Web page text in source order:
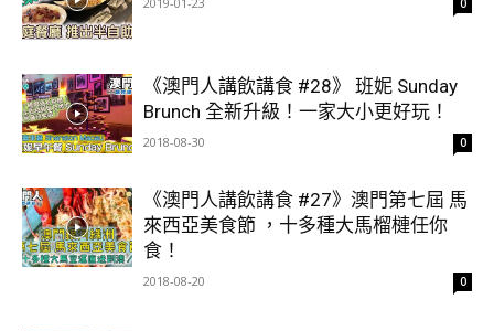
《澳門人講飲講食 #28》 班妮 Sunday
Brunch 全新升級！一家大小更好玩！
2018-08-30 0
《澳門人講飲講食 #27》澳門第七屆 馬
來西亞美食節 ，十多種大馬榴槤任你
食！
2018-08-20 0